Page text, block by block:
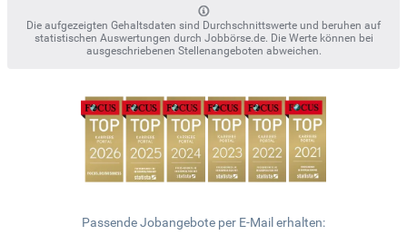
Die aufgezeigten Gehaltsdaten sind Durchschnittswerte und beruhen auf
statistischen Auswertungen durch Jobbörse.de. Die Werte können bei
ausgeschriebenen Stellenangeboten abweichen.
Passende Jobangebote per E-Mail erhalten: